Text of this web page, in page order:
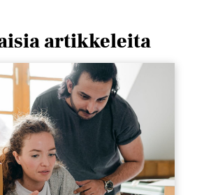
​​artikkeleita